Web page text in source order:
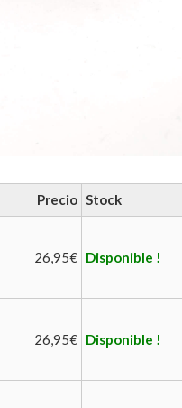
Precio Stock
26,95€ Disponible !
26,95€ Disponible !